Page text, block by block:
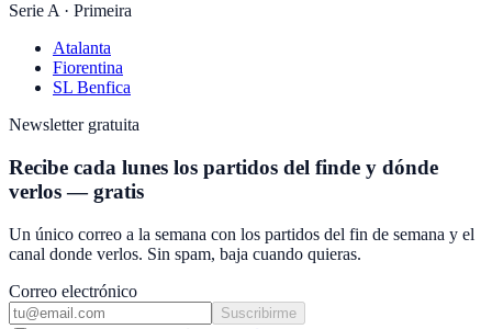
Serie A · Primeira
Atalanta
Fiorentina
SL Benfica
Newsletter gratuita
Recibe cada lunes los partidos del finde y dónde
verlos — gratis
Un único correo a la semana con los partidos del fin de semana y el
canal donde verlos. Sin spam, baja cuando quieras.
Correo electrónico
Suscribirme